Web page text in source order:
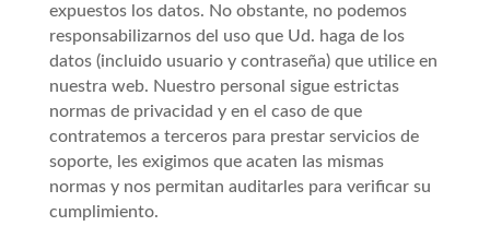
expuestos los datos. No obstante, no podemos
responsabilizarnos del uso que Ud. haga de los
datos (incluido usuario y contraseña) que utilice en
nuestra web. Nuestro personal sigue estrictas
normas de privacidad y en el caso de que
contratemos a terceros para prestar servicios de
soporte, les exigimos que acaten las mismas
normas y nos permitan auditarles para verificar su
cumplimiento.